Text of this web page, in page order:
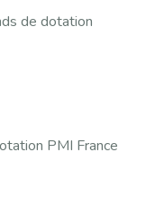
de dotation
PMI France